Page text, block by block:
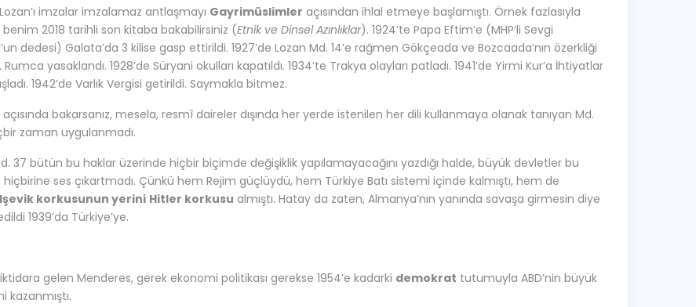
imzalar imzalamaz antlaşmayı Gayrimüslimler açısından ihlal etmeye başlamıştı. Örnek fazlasıyla
2018 tarihli son kitaba bakabilirsiniz (Etnik ve Dinsel Azınlıklar). 1924’te Papa Eftim’e (MHP’li Sevgi
dedesi) Galata’da 3 kilise gasp ettirildi. 1927’de Lozan Md. 14’e rağmen Gökçeada ve Bozcaada’nın özerkliği
Rumca yasaklandı. 1928’de Süryani okulları kapatıldı. 1934’te Trakya olayları patladı. 1941’de Yirmi Kur’a İhtiyatlar
1942’de Varlık Vergisi getirildi. Saymakla bitmez.
açısında bakarsanız, mesela, resmî daireler dışında her yerde istenilen her dili kullanmaya olanak tanıyan Md.
zaman uygulanmadı.
37 bütün bu haklar üzerinde hiçbir biçimde değişiklik yapılamayacağını yazdığı halde, büyük devletler bu
hiçbirine ses çıkartmadı. Çünkü hem Rejim güçlüydü, hem Türkiye Batı sistemi içinde kalmıştı, hem de
korkusunun yerini Hitler korkusu almıştı. Hatay da zaten, Almanya’nın yanında savaşa girmesin diye
1939’da Türkiye’ye.
iktidara gelen Menderes, gerek ekonomi politikası gerekse 1954’e kadarki demokrat tutumuyla ABD’nin büyük
kazanmıştı.